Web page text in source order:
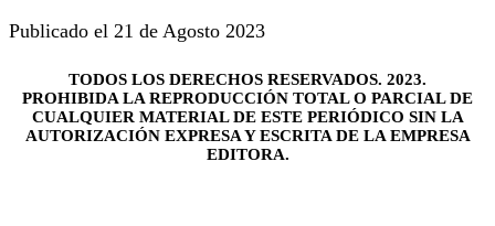
Publicado el 21 de Agosto 2023
TODOS LOS DERECHOS RESERVADOS. 2023.
PROHIBIDA LA REPRODUCCIÓN TOTAL O PARCIAL DE
CUALQUIER MATERIAL DE ESTE PERIÓDICO SIN LA
AUTORIZACIÓN EXPRESA Y ESCRITA DE LA EMPRESA
EDITORA.